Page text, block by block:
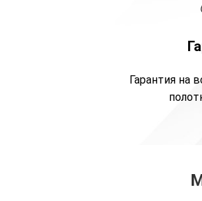
Гарантия на